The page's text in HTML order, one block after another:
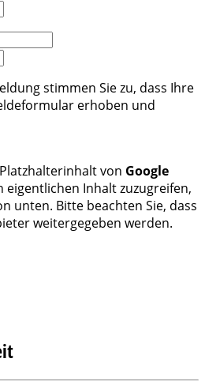
stimmen Sie zu, dass Ihre
erhoben und
von Google
eigentlichen Inhalt zuzugreifen,
unten. Bitte beachten Sie, dass
weitergegeben werden.